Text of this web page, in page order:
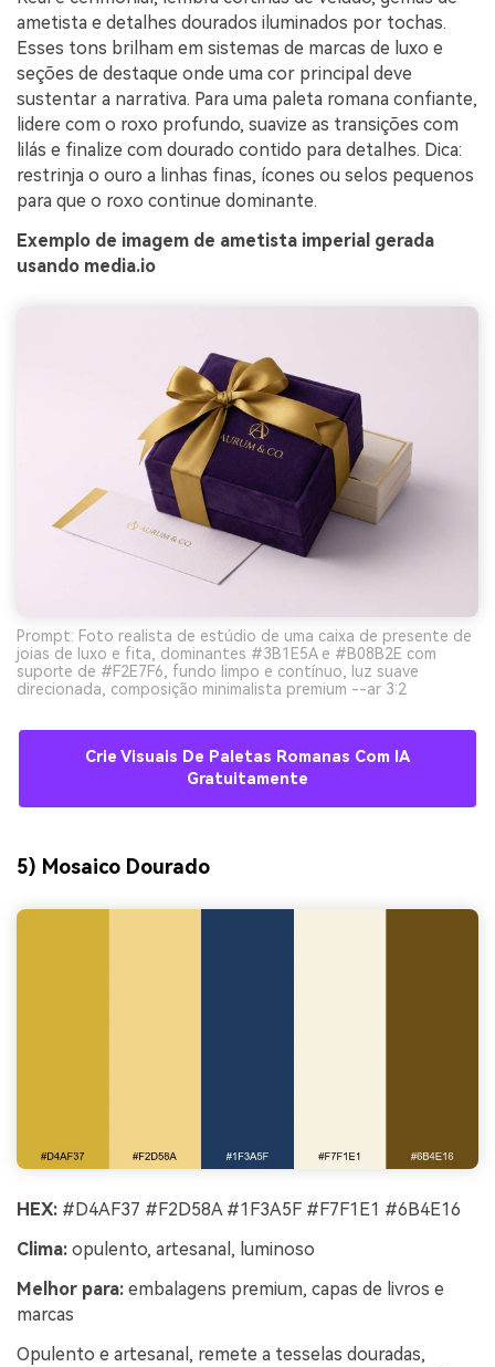
ametista e detalhes dourados iluminados por tochas.
Esses tons brilham em sistemas de marcas de luxo e
seções de destaque onde uma cor principal deve
sustentar a narrativa. Para uma paleta romana confiante,
lidere com o roxo profundo, suavize as transições com
lilás e finalize com dourado contido para detalhes. Dica:
restrinja o ouro a linhas finas, ícones ou selos pequenos
para que o roxo continue dominante.
Exemplo de imagem de ametista imperial gerada
usando media.io
Prompt: Foto realista de estúdio de uma caixa de presente de
joias de luxo e fita, dominantes #3B1E5A e #B08B2E com
suporte de #F2E7F6, fundo limpo e contínuo, luz suave
direcionada, composição minimalista premium --ar 3:2
Crie Visuais De Paletas Romanas Com IA
Gratuitamente
5) Mosaico Dourado
HEX: #D4AF37 #F2D58A #1F3A5F #F7F1E1 #6B4E16
Clima: opulento, artesanal, luminoso
Melhor para: embalagens premium, capas de livros e
marcas
Opulento e artesanal, remete a tesselas douradas,